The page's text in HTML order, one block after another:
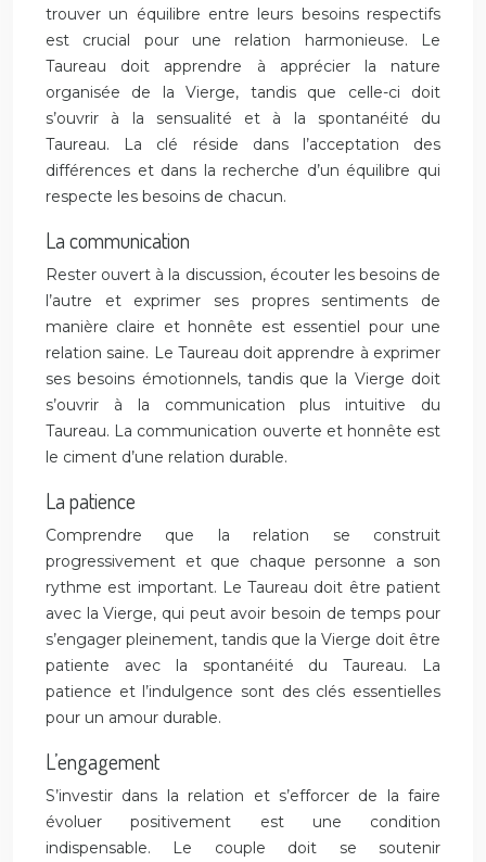
trouver un équilibre entre leurs besoins respectifs
est crucial pour une relation harmonieuse. Le
Taureau doit apprendre à apprécier la nature
organisée de la Vierge, tandis que celle-ci doit
s’ouvrir à la sensualité et à la spontanéité du
Taureau. La clé réside dans l’acceptation des
différences et dans la recherche d’un équilibre qui
respecte les besoins de chacun.
La communication
Rester ouvert à la discussion, écouter les besoins de
l’autre et exprimer ses propres sentiments de
manière claire et honnête est essentiel pour une
relation saine. Le Taureau doit apprendre à exprimer
ses besoins émotionnels, tandis que la Vierge doit
s’ouvrir à la communication plus intuitive du
Taureau. La communication ouverte et honnête est
le ciment d’une relation durable.
La patience
Comprendre que la relation se construit
progressivement et que chaque personne a son
rythme est important. Le Taureau doit être patient
avec la Vierge, qui peut avoir besoin de temps pour
s’engager pleinement, tandis que la Vierge doit être
patiente avec la spontanéité du Taureau. La
patience et l’indulgence sont des clés essentielles
pour un amour durable.
L’engagement
S’investir dans la relation et s’efforcer de la faire
évoluer positivement est une condition
indispensable. Le couple doit se soutenir